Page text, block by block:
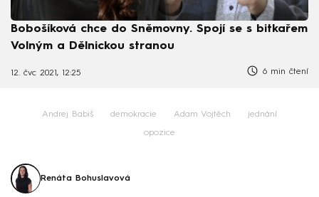
Bobošíková chce do Sněmovny. Spojí se s bitkařem
Volným a Dělnickou stranou
12. čvc 2021, 12:25 6 min čtení
Andrej Babiš demokracie Adam Vojtěch jednání
opozice
Renáta Bohuslavová